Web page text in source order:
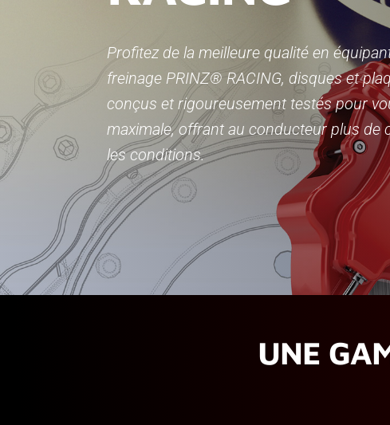
Profitez de la meilleure qualité en
freinage PRINZ® RACING, disques et
conçus et rigoureusement testés pour
maximale, offrant au conducteur plus de
les conditions.
UNE